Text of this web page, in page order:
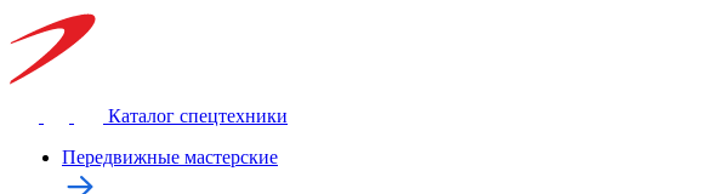
Каталог спецтехники
Передвижные мастерские